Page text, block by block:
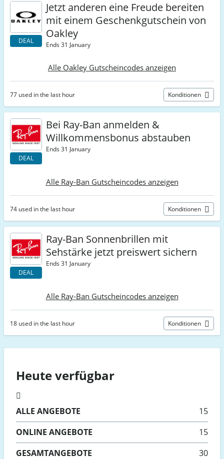
DEAL
Jetzt anderen eine Freude bereiten
mit einem Geschenkgutschein von
Oakley
Ends 31 January
Alle Oakley Gutscheincodes anzeigen
77 used in the last hour Konditionen
DEAL
Bei Ray-Ban anmelden &
Willkommensbonus abstauben
Ends 31 January
Alle Ray-Ban Gutscheincodes anzeigen
74 used in the last hour Konditionen
DEAL
Ray-Ban Sonnenbrillen mit
Sehstärke jetzt preiswert sichern
Ends 31 January
Alle Ray-Ban Gutscheincodes anzeigen
18 used in the last hour Konditionen
Heute verfügbar
ALLE ANGEBOTE
15
ONLINE ANGEBOTE
15
GESAMTANGEBOTE
30